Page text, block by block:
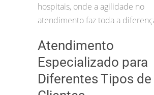
hospitais, onde a agilidade no
atendimento faz toda a
Atendimento
Especializado para
Diferentes Tipos de